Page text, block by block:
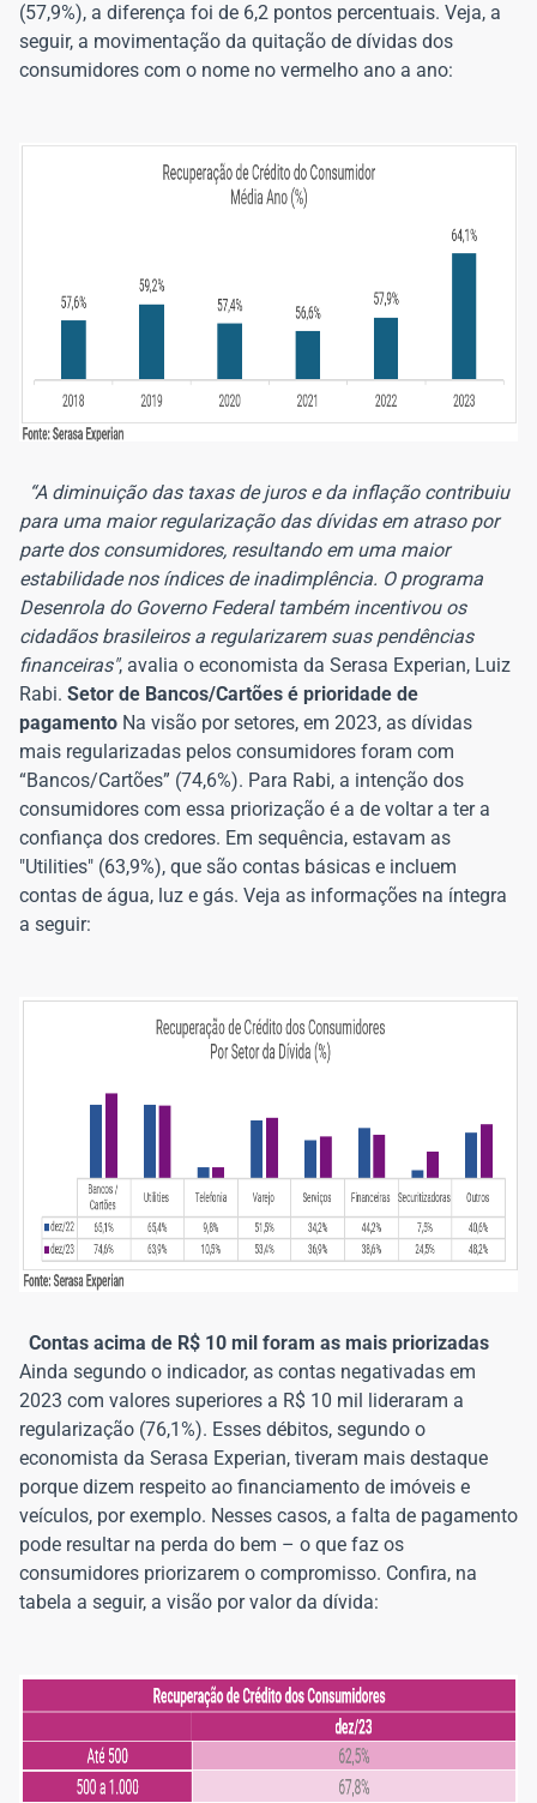
(57,9%), a diferença foi de 6,2 pontos percentuais. Veja, a
seguir, a movimentação da quitação de dívidas dos
consumidores com o nome no vermelho ano a ano:
“A diminuição das taxas de juros e da inflação contribuiu
para uma maior regularização das dívidas em atraso por
parte dos consumidores, resultando em uma maior
estabilidade nos índices de inadimplência. O programa
Desenrola do Governo Federal também incentivou os
cidadãos brasileiros a regularizarem suas pendências
financeiras", avalia o economista da Serasa Experian, Luiz
Rabi. Setor de Bancos/Cartões é prioridade de
pagamento Na visão por setores, em 2023, as dívidas
mais regularizadas pelos consumidores foram com
“Bancos/Cartões” (74,6%). Para Rabi, a intenção dos
consumidores com essa priorização é a de voltar a ter a
confiança dos credores. Em sequência, estavam as
"Utilities" (63,9%), que são contas básicas e incluem
contas de água, luz e gás. Veja as informações na íntegra
a seguir:
Contas acima de R$ 10 mil foram as mais priorizadas
Ainda segundo o indicador, as contas negativadas em
2023 com valores superiores a R$ 10 mil lideraram a
regularização (76,1%). Esses débitos, segundo o
economista da Serasa Experian, tiveram mais destaque
porque dizem respeito ao financiamento de imóveis e
veículos, por exemplo. Nesses casos, a falta de pagamento
pode resultar na perda do bem – o que faz os
consumidores priorizarem o compromisso. Confira, na
tabela a seguir, a visão por valor da dívida: